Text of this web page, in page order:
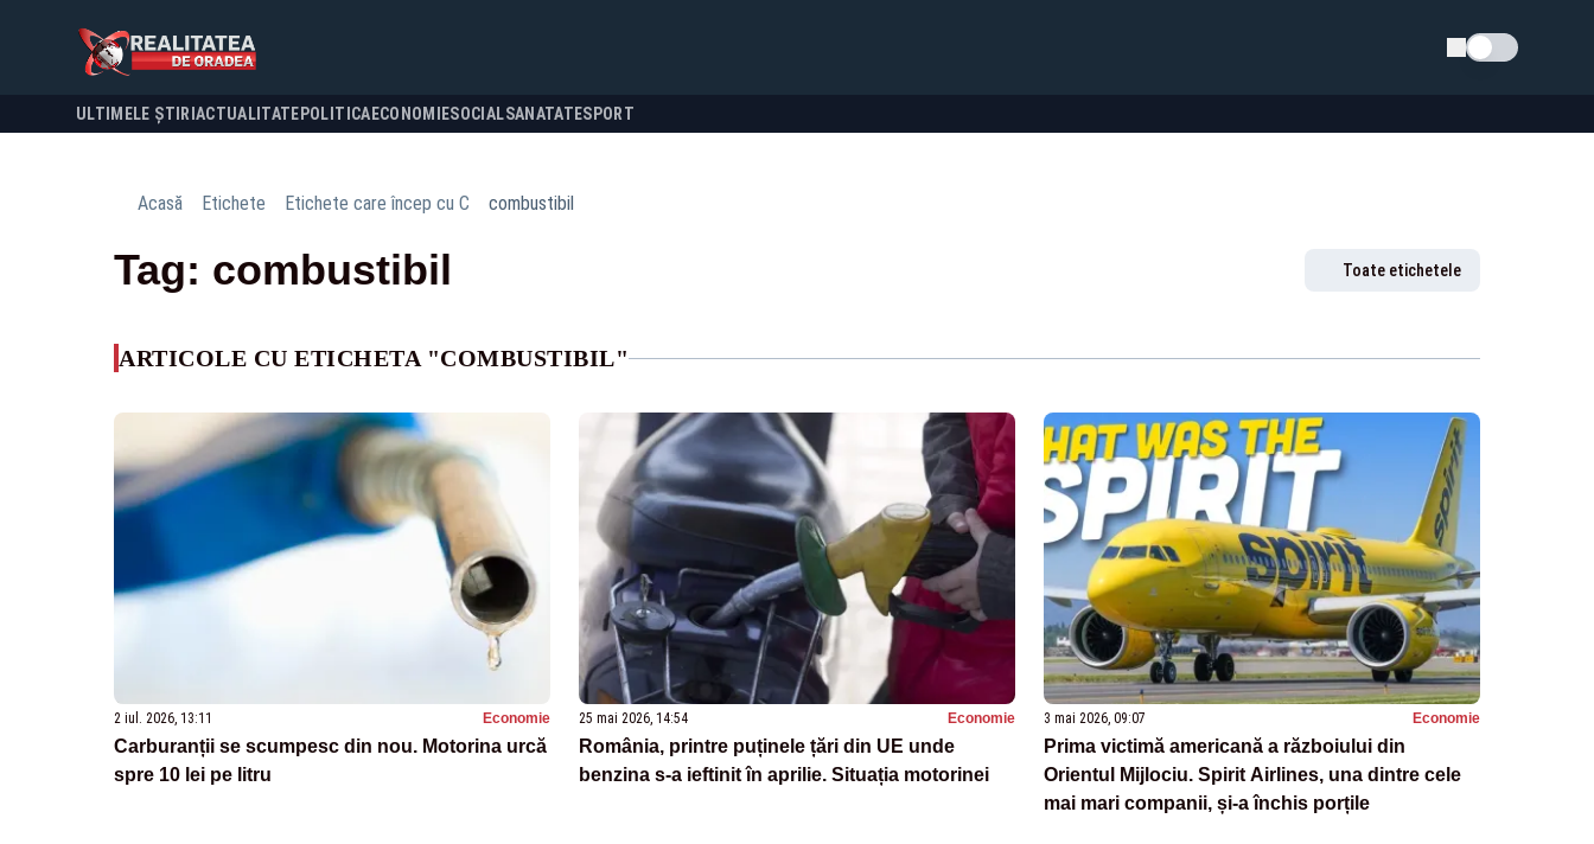
Schimba tema
ULTIMELE ȘTIRI ACTUALITATE POLITICA ECONOMIESOCIALSANATATESPORT
Acasă Etichete Etichete care încep cu C combustibil
Tag: combustibil Toate etichetele
ARTICOLE CU ETICHETA "COMBUSTIBIL"
2 iul. 2026, 13:11 Economie
Carburanții se scumpesc din nou. Motorina urcă
spre 10 lei pe litru
25 mai 2026, 14:54 Economie
România, printre puținele țări din UE unde
benzina s-a ieftinit în aprilie. Situația motorinei
3 mai 2026, 09:07 Economie
Prima victimă americană a războiului din
Orientul Mijlociu. Spirit Airlines, una dintre cele
mai mari companii, și-a închis porțile